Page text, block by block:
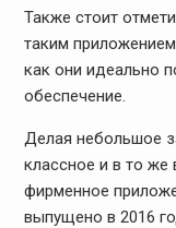
Также стоит
таким
как они идеально
обеспечение.
Делая небольшое
классное и в то же
фирменное
выпущено в 2016